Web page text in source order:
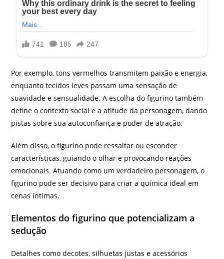
Por exemplo, tons vermelhos transmitem paixão e energia,
enquanto tecidos leves passam uma sensação de
suavidade e sensualidade. A escolha do figurino também
define o contexto social e a atitude da personagem, dando
pistas sobre sua autoconfiança e poder de atração.
Além disso, o figurino pode ressaltar ou esconder
características, guiando o olhar e provocando reações
emocionais. Atuando como um verdadeiro personagem, o
figurino pode ser decisivo para criar a química ideal em
cenas íntimas.
Elementos do figurino que potencializam a
sedução
Detalhes como decotes, silhuetas justas e acessórios